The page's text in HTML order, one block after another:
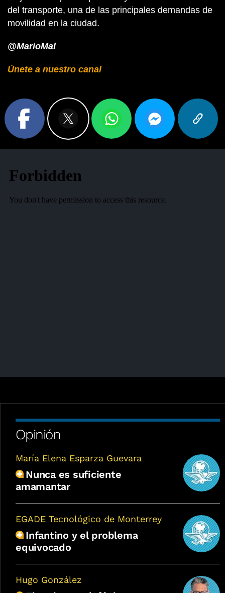
del transporte, una de las principales demandas de
movilidad en la ciudad.
@MarioMal
Únete a nuestro canal
Opinión
María Elena Esparza Guevara
Nunca es suficiente
amamantar
EGADE Tecnológico de Monterrey
Infantino y el problema
equivocado
Hugo González